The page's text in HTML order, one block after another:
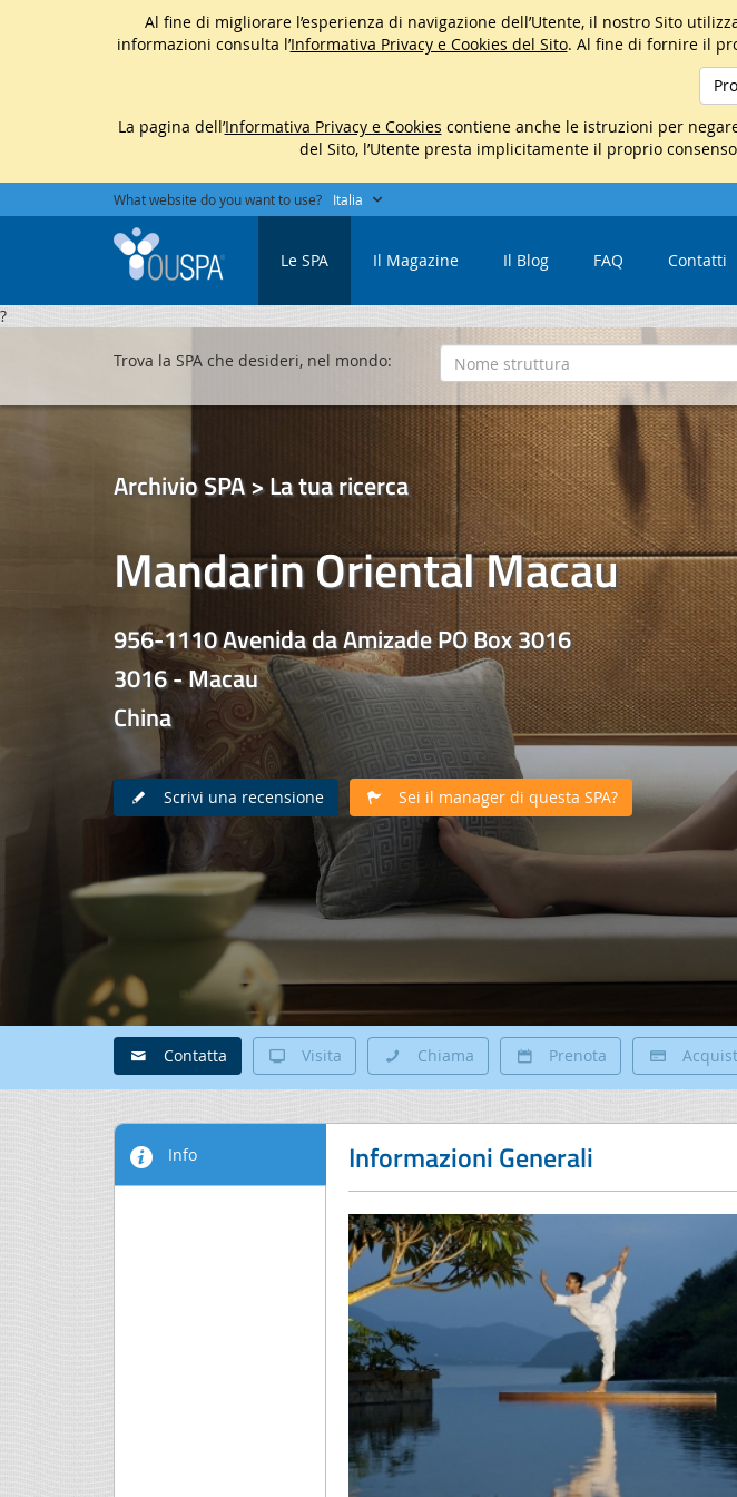
Al fine di migliorare l’esperienza di navigazione dell’Utente, il nostro Sito
informazioni consulta l’Informativa Privacy e Cookies del Sito. Al fine di fornire il
La pagina dell’Informativa Privacy e Cookies contiene anche le istruzioni per
del Sito, l’Utente presta implicitamente il proprio
What website do you want to use? Italia
Le SPA Il Magazine Il Blog FAQ Contatti
?
Archivio SPA > La tua ricerca
Mandarin Oriental Macau
956-1110 Avenida da Amizade PO Box 3016
3016 - Macau
China
Scrivi una recensione Sei il manager di questa SPA?
Trova la SPA che desideri, nel mondo:
Contatta Visita Chiama Prenota
Info Informazioni Generali